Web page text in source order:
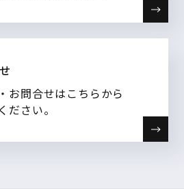
お問合せはこちらから
ださい。